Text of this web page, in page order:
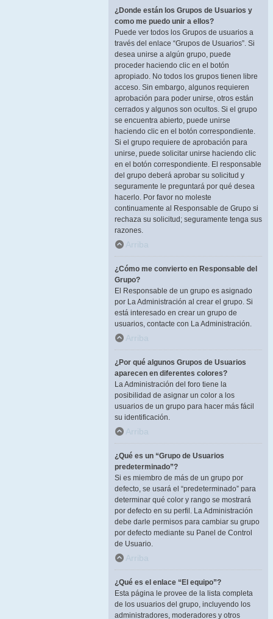
¿Donde están los Grupos de Usuarios y
como me puedo unir a ellos?
Puede ver todos los Grupos de usuarios a
través del enlace “Grupos de Usuarios”. Si
desea unirse a algún grupo, puede
proceder haciendo clic en el botón
apropiado. No todos los grupos tienen libre
acceso. Sin embargo, algunos requieren
aprobación para poder unirse, otros están
cerrados y algunos son ocultos. Si el grupo
se encuentra abierto, puede unirse
haciendo clic en el botón correspondiente.
Si el grupo requiere de aprobación para
unirse, puede solicitar unirse haciendo clic
en el botón correspondiente. El responsable
del grupo deberá aprobar su solicitud y
seguramente le preguntará por qué desea
hacerlo. Por favor no moleste
continuamente al Responsable de Grupo si
rechaza su solicitud; seguramente tenga sus
razones.
Arriba
¿Cómo me convierto en Responsable del
Grupo?
El Responsable de un grupo es asignado
por La Administración al crear el grupo. Si
está interesado en crear un grupo de
usuarios, contacte con La Administración.
Arriba
¿Por qué algunos Grupos de Usuarios
aparecen en diferentes colores?
La Administración del foro tiene la
posibilidad de asignar un color a los
usuarios de un grupo para hacer más fácil
su identificación.
Arriba
¿Qué es un “Grupo de Usuarios
predeterminado”?
Si es miembro de más de un grupo por
defecto, se usará el “predeterminado” para
determinar qué color y rango se mostrará
por defecto en su perfil. La Administración
debe darle permisos para cambiar su grupo
por defecto mediante su Panel de Control
de Usuario.
Arriba
¿Qué es el enlace “El equipo”?
Esta página le provee de la lista completa
de los usuarios del grupo, incluyendo los
administradores, moderadores y otros